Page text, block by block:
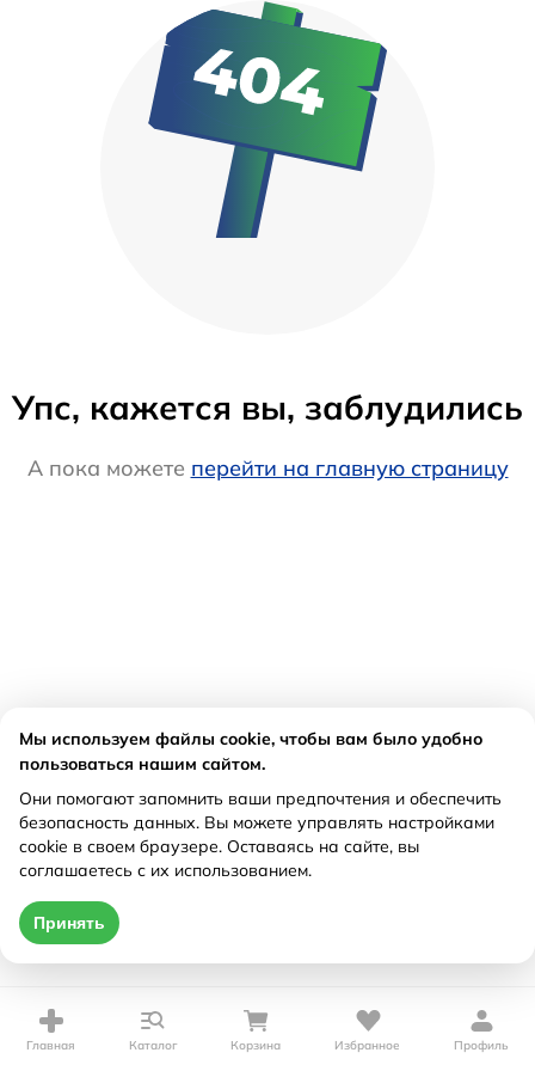
Упс, кажется вы, заблудились
А пока можете перейти на главную страницу
Главная Каталог Корзина Избранное Профиль
Мы используем файлы cookie, чтобы вам было удобно
пользоваться нашим сайтом.
Они помогают запомнить ваши предпочтения и обеспечить
безопасность данных. Вы можете управлять настройками
cookie в своем браузере. Оставаясь на сайте, вы
соглашаетесь с их использованием.
Принять